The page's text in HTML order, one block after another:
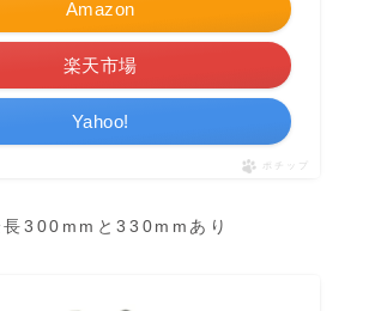
Amazon
楽天市場
Yahoo!
ポチップ
長300mmと330mmあり